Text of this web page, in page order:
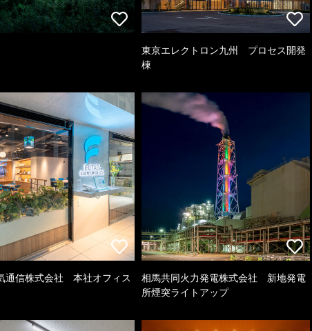
東京エレクトロン九州 プロセス開発
棟
通信株式会社 本社オフィス
相馬共同火力発電株式会社 新地発電
所煙突ライトアップ